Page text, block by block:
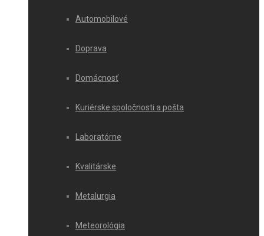
Automobilové
Doprava
Domácnosť
Kuriérske spoločnosti a pošta
Laboratórne
Kvalitárske
Metalurgia
Meteorológia